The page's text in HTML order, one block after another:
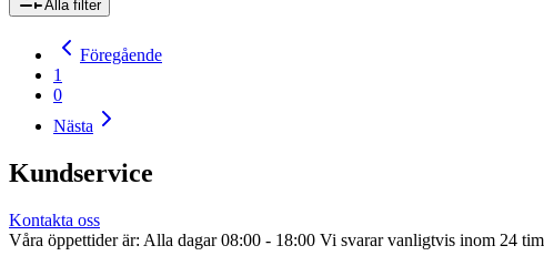
Alla filter
Föregående
1
0
Nästa
Kundservice
Kontakta oss
Våra öppettider är: Alla dagar 08:00 - 18:00 Vi svarar vanligtvis inom 24